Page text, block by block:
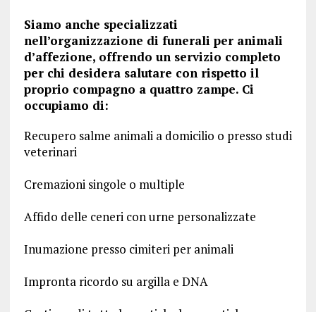
Siamo anche specializzati
nell’organizzazione di funerali per animali
d’affezione, offrendo un servizio completo
per chi desidera salutare con rispetto il
proprio compagno a quattro zampe. Ci
occupiamo di:
Recupero salme animali a domicilio o presso studi
veterinari
Cremazioni singole o multiple
Affido delle ceneri con urne personalizzate
Inumazione presso cimiteri per animali
Impronta ricordo su argilla e DNA